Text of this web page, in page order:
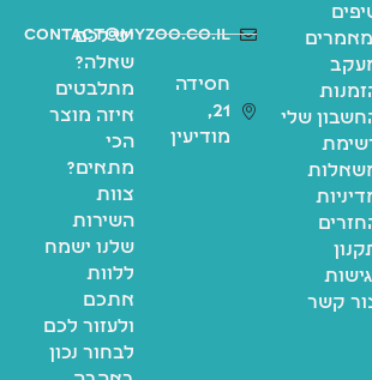
שלי
קשר
contact@myzoo.co.il
חסידה
21,
מודיעין
יש לכם
שאלה?
מתלבטים
איזה מוצר
הכי
מתאים?
צוות
השירות
שלנו ישמח
ללוות
אתכם
ולעזור לכם
לבחור נכון